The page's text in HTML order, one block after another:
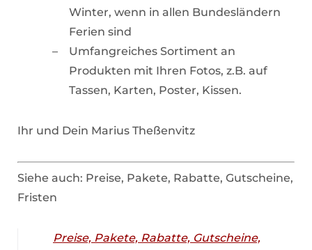
Winter, wenn in allen Bundesländern
Ferien sind
Umfangreiches Sortiment an
Produkten mit Ihren Fotos, z.B. auf
Tassen, Karten, Poster, Kissen.
Ihr und Dein Marius Theßenvitz
Siehe auch: Preise, Pakete, Rabatte, Gutscheine,
Fristen
Preise, Pakete, Rabatte, Gutscheine,